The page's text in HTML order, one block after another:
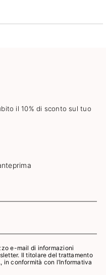
il 10% di sconto sul tuo
e-mail di informazioni
Il titolare del trattamento
in conformità con l’Informativa